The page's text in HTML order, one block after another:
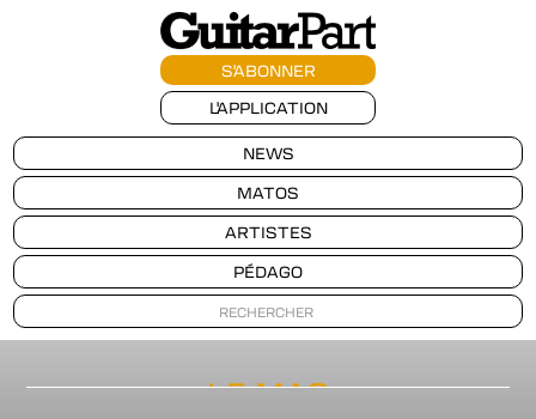
S'ABONNER
L'APPLICATION
NEWS
MATOS
ARTISTES
PÉDAGO
LE MAG